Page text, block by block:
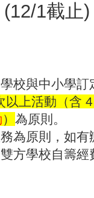
1截止)
校與中小學
以上活動（含
） 為原則。
為原則，如
方學校自籌經